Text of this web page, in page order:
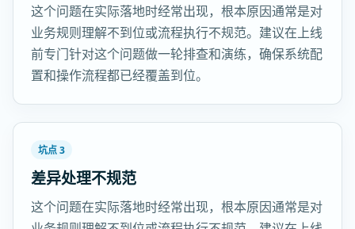
这个问题在实际落地时经常出现，根本原因通常是对
业务规则理解不到位或流程执行不规范。建议在上线
前专门针对这个问题做一轮排查和演练，确保系统配
置和操作流程都已经覆盖到位。
坑点 3
差异处理不规范
这个问题在实际落地时经常出现，根本原因通常是对